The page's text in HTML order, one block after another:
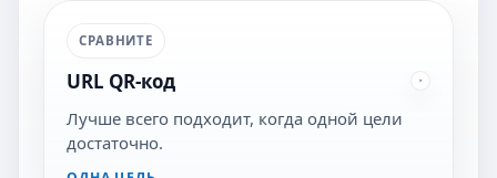
СРАВНИТЕ
URL QR-код
Лучше всего подходит, когда одной цели
достаточно.